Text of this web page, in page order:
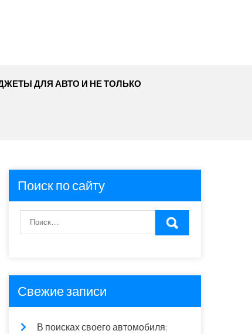
ДЛЯ АВТО И НЕ ТОЛЬКО
Поиск по сайту
Свежие записи
В поисках своего автомобиля: